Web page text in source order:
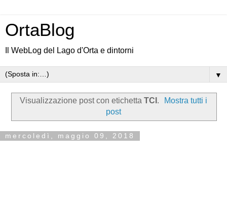
OrtaBlog
Il WebLog del Lago d'Orta e dintorni
▼
Visualizzazione post con etichetta TCI .
Mostra tutti i
post
mercoledì, maggio 09, 2018